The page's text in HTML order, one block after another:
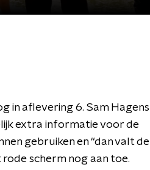
in aflevering 6. Sam Hagens
extra informatie voor de
gebruiken en “dan valt de
scherm nog aan toe.